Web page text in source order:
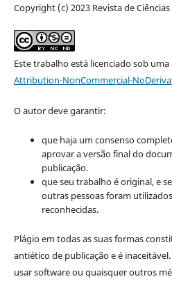
Copyright (c) 2023 Revista de
Este trabalho está licenciado sob uma
Attribution-NonCommercial-
O autor deve garantir:
que haja um consenso
aprovar a versão final do
publicação.
que seu trabalho é original, e
outras pessoas foram
reconhecidas.
Plágio em todas as suas formas
antiético de publicação e é
usar software ou quaisquer outros